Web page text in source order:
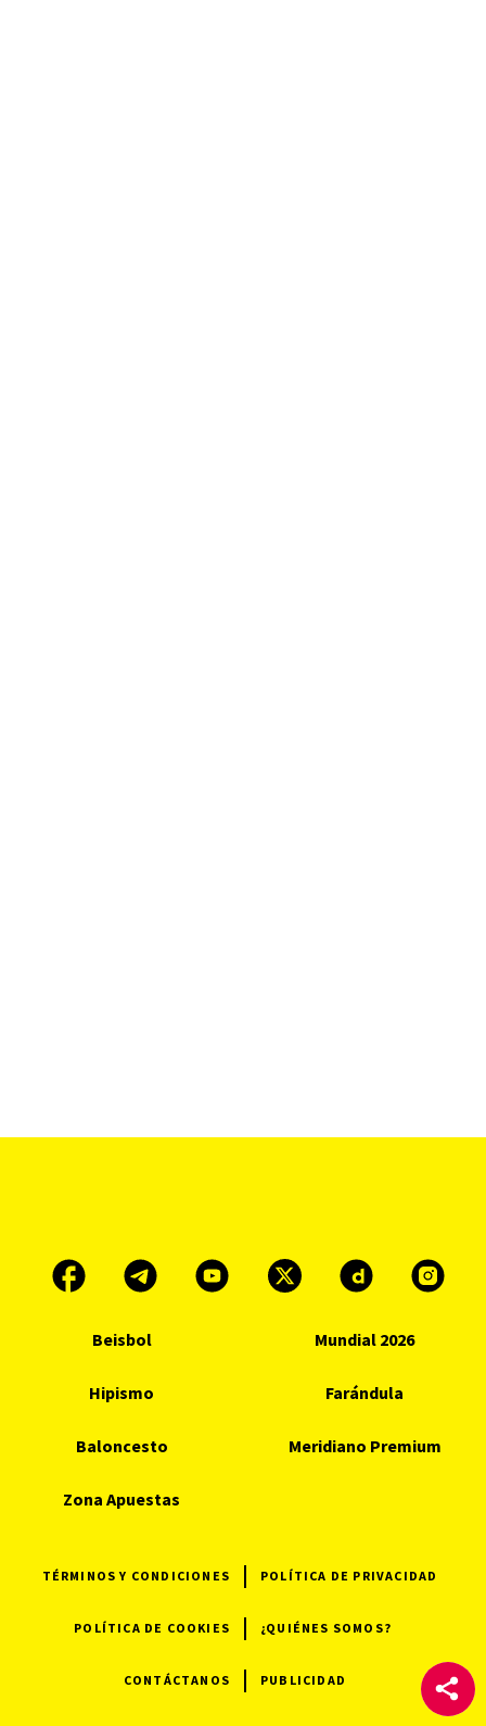
Beisbol Mundial 2026
Hipismo Farándula
Baloncesto Meridiano Premium
Zona Apuestas
TÉRMINOS Y CONDICIONES POLÍTICA DE PRIVACIDAD
POLÍTICA DE COOKIES ¿QUIÉNES SOMOS?
CONTÁCTANOS PUBLICIDAD